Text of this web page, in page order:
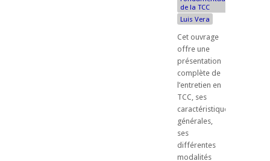
de la TCC
Luis Vera
Cet ouvrage
offre une
présentation
complète de
l’entretien en
TCC, ses
caractéristiques
générales,
ses
différentes
modalités